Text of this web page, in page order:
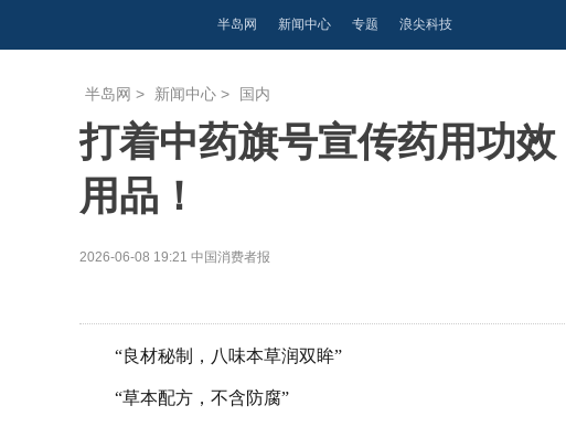
半岛网 新闻中心 专题 浪尖科技
半岛网 > 新闻中心 > 国内
打着中药旗号宣传药用功
用品！
2026-06-08 19:21 中国消费者报
“良材秘制，八味本草润双眸”
“草本配方，不含防腐”